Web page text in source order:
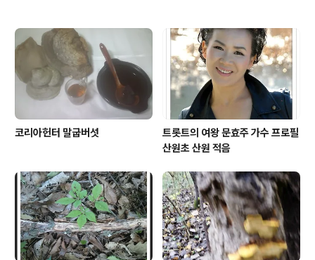
코리아헌터 말굽버섯
트롯트의 여왕 문효주 가수 프로필
산원초 산원 적음